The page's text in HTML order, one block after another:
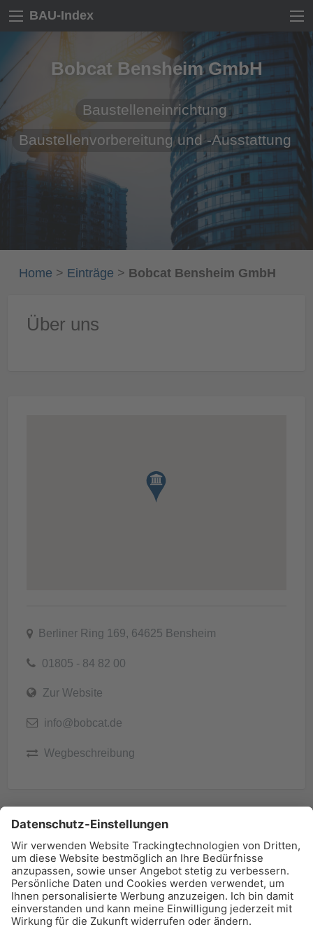
BAU-Index
Bobcat Bensheim GmbH
Baustelleneinrichtung
Baustellenvorbereitung und -Ausstattung
Home > Einträge > Bobcat Bensheim GmbH
Über uns
Berliner Ring 169, 64625 Bensheim
01805 - 84 82 00
Zur Website
info@bobcat.de
Wegbeschreibung
BAU-Index Newsletter
Erhalten Sie regelmäßig Benachrichtigungen zu den